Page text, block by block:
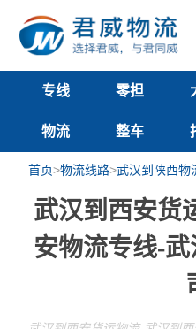
专线
直达
零担
小件
物流
线路
整车
运输
首页>物流线路>武汉到陕西物
武汉到西安货
安物流专线-